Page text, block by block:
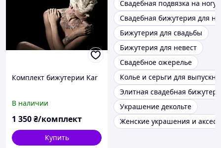
Комплект бижутерии Kar
В наличии
1 350₴/комплект
Купить
Свадебная подвязка на ногу
Свадебная бижутерия для
Бижутерия для свадьбы
Бижутерия для невест
Свадебное ожерелье
Колье и серьги для
Элитная свадебная
Украшение декольте
Женские украшения и